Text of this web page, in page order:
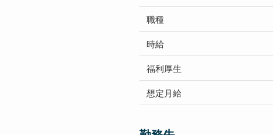
職種
時給
福利厚生
想定月給